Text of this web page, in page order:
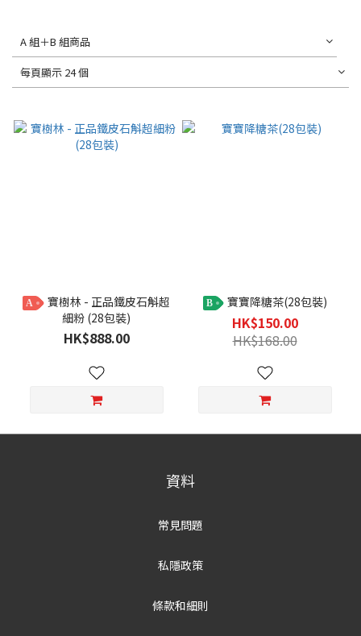
A 組＋B 組商品
每頁顯示 24 個
A
細粉 (28包裝)
HK$888.00
B 寶寶降糖茶(28包裝)
HK$150.00
HK$168.00
資料
常見問題
私隱政策
條款和細則